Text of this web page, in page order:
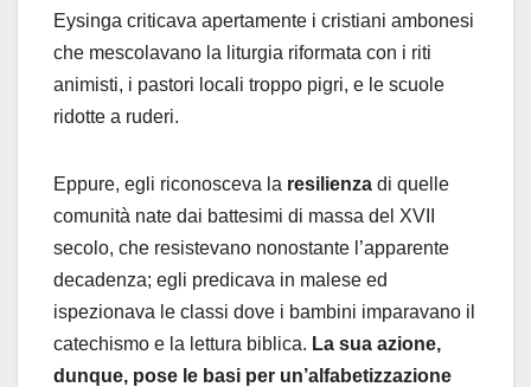
Eysinga criticava apertamente i cristiani ambonesi
che mescolavano la liturgia riformata con i riti
animisti, i pastori locali troppo pigri, e le scuole
ridotte a ruderi.
Eppure, egli riconosceva la resilienza di quelle
comunità nate dai battesimi di massa del XVII
secolo, che resistevano nonostante l’apparente
decadenza; egli predicava in malese ed
ispezionava le classi dove i bambini imparavano il
catechismo e la lettura biblica. La sua azione,
dunque, pose le basi per un’alfabetizzazione